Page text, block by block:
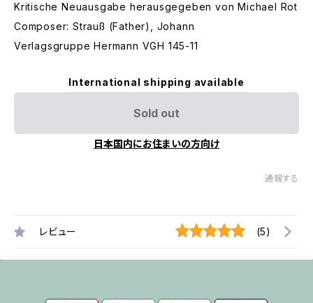
Kritische Neuausgabe herausgegeben von Michael Rot
Composer: Strauß (Father), Johann
Verlagsgruppe Hermann VGH 145-11
International shipping available
Sold out
日本国内にお住まいの方向け
通報する
レビュー (5)